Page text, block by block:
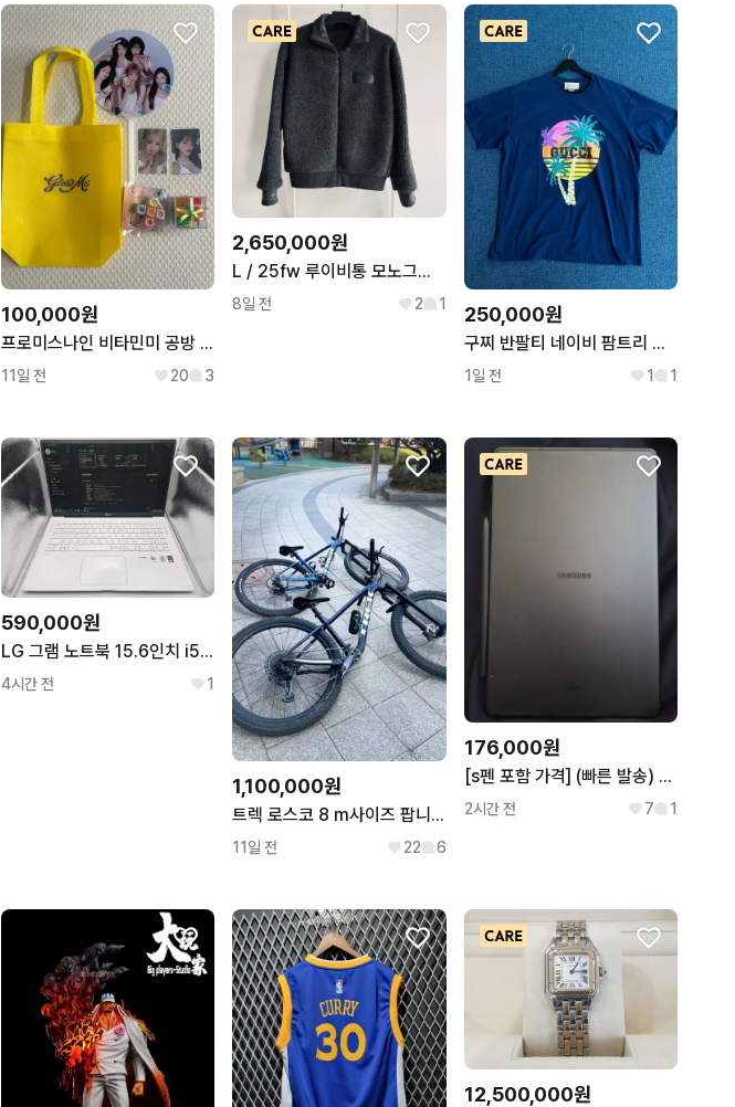
100,000원
프로미스나인 비타민미 공방 풀세트 포카 부채 키캡
11일 전 20 3
2,650,000원
L / 25fw 루이비통 모노그램 레더패치 후리스 자켓
8일 전 2 1 250,000원
구찌 반팔티 네이비 팜트리 티셔츠
1일 전 1 1
590,000원
LG 그램 노트북 15.6인치 i5-10세대 램16 SSD256
4시간 전 1
1,100,000원
트렉 로스코 8 m사이즈 팝니다
11일 전 22 6
176,000원
[s펜 포함 가격] (빠른 발송) 삼성 갤럭시 갤럭시탭 갤탭 s6 lite S6 라이트 64gb 64기가 S펜
2시간 전 7 1
12,500,000원